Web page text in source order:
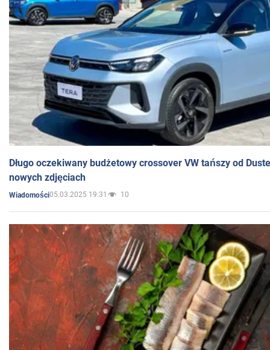
Długo oczekiwany budżetowy crossover VW tańszy od
nowych zdjęciach
Wiadomości05.03.2025 19:31 10